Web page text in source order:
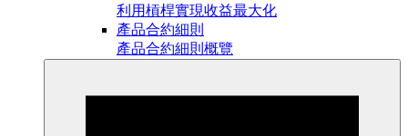
利用槓桿實現收益最大化
產品合約細則
產品合約細則概覽